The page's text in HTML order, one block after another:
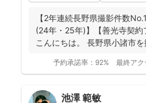
【2年連続長野県撮影件数
(24年・25年)】【善光寺契約
こんにちは。 長野県小諸市
予約承諾率： 92% 最終アク
池澤 範敏